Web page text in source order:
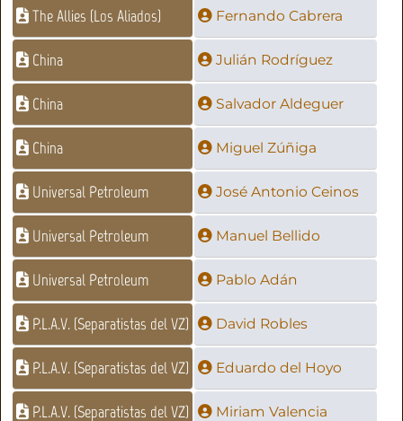
The Allies (Los Aliados) Fernando Cabrera
China Julián Rodríguez
China Salvador Aldeguer
China Miguel Zúñiga
Universal Petroleum José Antonio Ceinos
Universal Petroleum Manuel Bellido
Universal Petroleum Pablo Adán
P.L.A.V. (Separatistas del VZ) David Robles
P.L.A.V. (Separatistas del VZ) Eduardo del Hoyo
P.L.A.V. (Separatistas del VZ) Miriam Valencia